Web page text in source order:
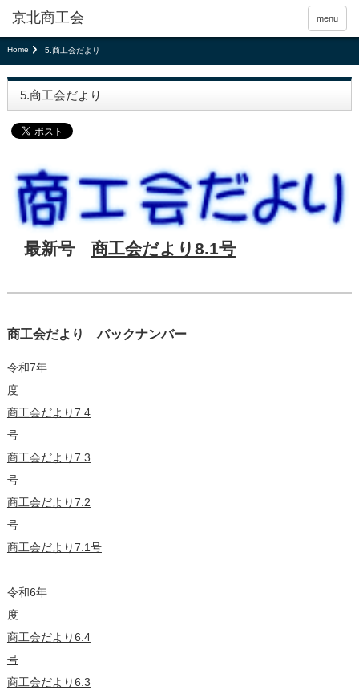
京北商工会 menu
Home 5.商工会だより
5.商工会だより
最新号 商工会だより8.1号
商工会だより バックナンバー
令和7年
商工会だより7.4
号
商工会だより7.3
号
商工会だより7.2
号
商工会だより7.1号
令和6年
商工会だより6.4
号
商工会だより6.3